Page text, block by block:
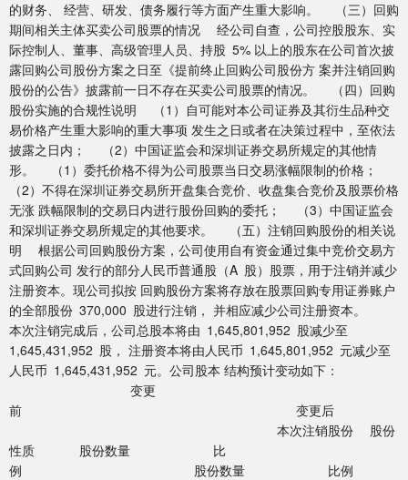
的财务、 经营、研发、债务履行等方面产生重大影响。 （三）回购
期间相关主体买卖公司股票的情况 经公司自查，公司控股股东、实
际控制人、董事、高级管理人员、持股 5% 以上的股东在公司首次披
露回购公司股份方案之日至《提前终止回购公司股份方 案并注销回购
股份的公告》披露前一日不存在买卖公司股票的情况。 （四）回购
股份实施的合规性说明 （1）自可能对本公司证券及其衍生品种交
易价格产生重大影响的重大事项 发生之日或者在决策过程中，至依法
披露之日内； （2）中国证监会和深圳证券交易所规定的其他情
形。 （1）委托价格不得为公司股票当日交易涨幅限制的价格；
（2）不得在深圳证券交易所开盘集合竞价、收盘集合竞价及股票价格
无涨 跌幅限制的交易日内进行股份回购的委托； （3）中国证监会
和深圳证券交易所规定的其他要求。 （五）注销回购股份的相关说
明 根据公司回购股份方案，公司使用自有资金通过集中竞价交易方
式回购公司 发行的部分人民币普通股（A 股）股票，用于注销并减少
注册资本。现公司拟按 回购股份方案将存放在股票回购专用证券账户
的全部股份 370,000 股进行注销， 并相应减少公司注册资本。
本次注销完成后，公司总股本将由 1,645,801,952 股减少至
1,645,431,952 股， 注册资本将由人民币 1,645,801,952 元减少至
人民币 1,645,431,952 元。公司股本 结构预计变动如下：
变更
前 变更后
本次注销股份 股份
性质 股份数量 比
例 股份数量 比例